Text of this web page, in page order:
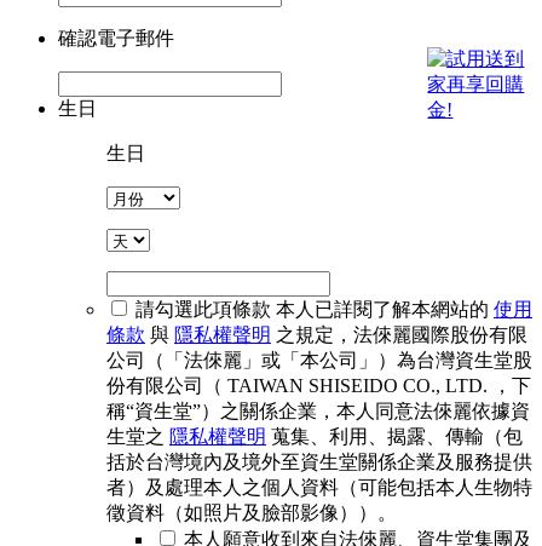
確認電子郵件
生日
生日
請勾選此項條款 本人已詳閱了解本網站的 使用
條款 與 隱私權聲明 之規定，法倈麗國際股份有限
公司（「法倈麗」或「本公司」）為台灣資生堂股
份有限公司（ TAIWAN SHISEIDO CO., LTD. ，下
稱“資生堂”）之關係企業，本人同意法倈麗依據資
生堂之 隱私權聲明 蒐集、利用、揭露、傳輸（包
括於台灣境內及境外至資生堂關係企業及服務提供
者）及處理本人之個人資料（可能包括本人生物特
徵資料（如照片及臉部影像））。
本人願意收到來自法倈麗、資生堂集團及